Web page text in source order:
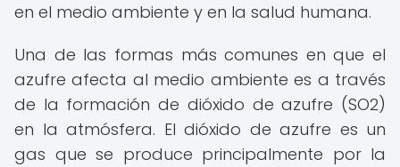
en el medio ambiente y en la salud humana.
Una de las formas más comunes en que el
azufre afecta al medio ambiente es a través
de la formación de dióxido de azufre (SO2)
en la atmósfera. El dióxido de azufre es un
gas que se produce principalmente por la